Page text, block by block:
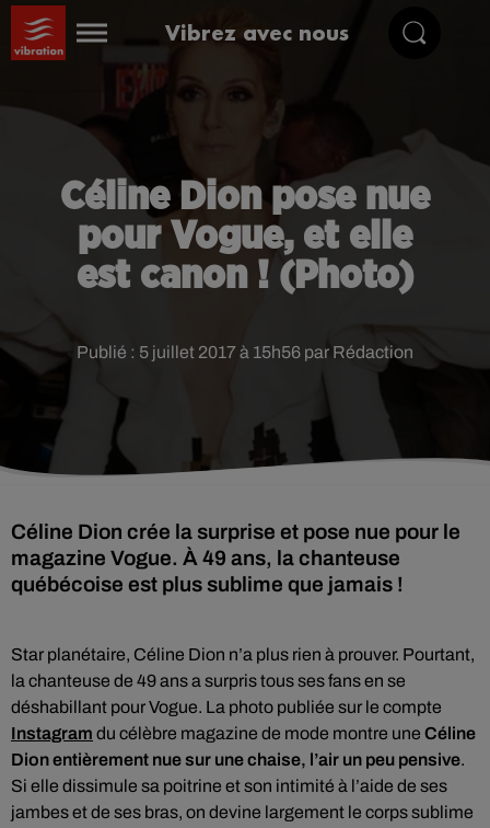
Vibrez avec nous
Céline Dion pose nue
pour Vogue, et elle
est canon ! (Photo)
Publié : 5 juillet 2017 à 15h56 par Rédaction
Céline Dion crée la surprise et pose nue pour le
magazine Vogue. À 49 ans, la chanteuse
québécoise est plus sublime que jamais !
Star planétaire, Céline Dion n’a plus rien à prouver. Pourtant,
la chanteuse de 49 ans a surpris tous ses fans en se
déshabillant pour Vogue. La photo publiée sur le compte
Instagram du célèbre magazine de mode montre une Céline
Dion entièrement nue sur une chaise, l’air un peu pensive.
Si elle dissimule sa poitrine et son intimité à l’aide de ses
jambes et de ses bras, on devine largement le corps sublime